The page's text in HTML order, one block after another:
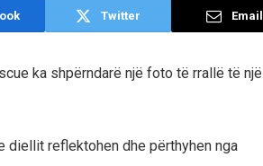
Twitter Email
ka shpërndarë një foto të rrallë të një
diellit reflektohen dhe përthyhen nga